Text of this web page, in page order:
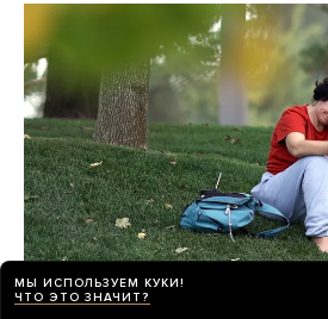
МЫ ИСПОЛЬЗУЕМ КУКИ!
ЧТО ЭТО ЗНАЧИТ?